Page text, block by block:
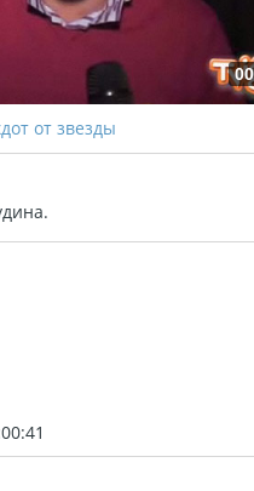
от звезды